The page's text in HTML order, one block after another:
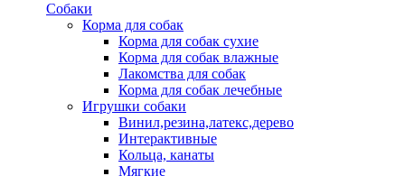
Собаки
Корма для собак
Корма для собак сухие
Корма для собак влажные
Лакомства для собак
Корма для собак лечебные
Игрушки собаки
Винил,резина,латекс,дерево
Интерактивные
Кольца, канаты
Мягкие